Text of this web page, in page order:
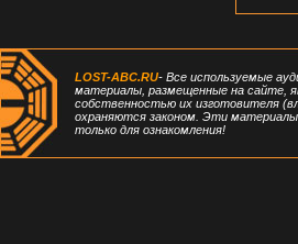
LOST-ABC.RU- Все используемые
материалы, размещенные на сайте,
собственностью их изготовителя
охраняются законом. Эти материалы
только для ознакомления!